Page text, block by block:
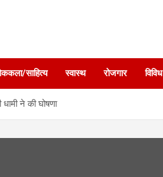
साहित्य स्वास्थ रोजगार विविध
ने की घोषणा